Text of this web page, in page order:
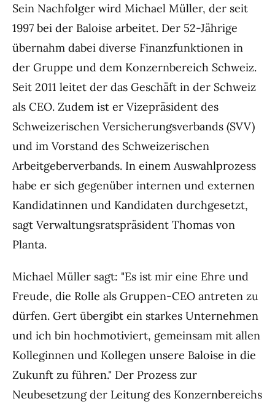
Sein Nachfolger wird Michael Müller, der seit
1997 bei der Baloise arbeitet. Der 52-Jährige
übernahm dabei diverse Finanzfunktionen in
der Gruppe und dem Konzernbereich Schweiz.
Seit 2011 leitet der das Geschäft in der Schweiz
als CEO. Zudem ist er Vizepräsident des
Schweizerischen Versicherungsverbands (SVV)
und im Vorstand des Schweizerischen
Arbeitgeberverbands. In einem Auswahlprozess
habe er sich gegenüber internen und externen
Kandidatinnen und Kandidaten durchgesetzt,
sagt Verwaltungsratspräsident Thomas von
Planta.
Michael Müller sagt: "Es ist mir eine Ehre und
Freude, die Rolle als Gruppen-CEO antreten zu
dürfen. Gert übergibt ein starkes Unternehmen
und ich bin hochmotiviert, gemeinsam mit allen
Kolleginnen und Kollegen unsere Baloise in die
Zukunft zu führen." Der Prozess zur
Neubesetzung der Leitung des Konzernbereichs